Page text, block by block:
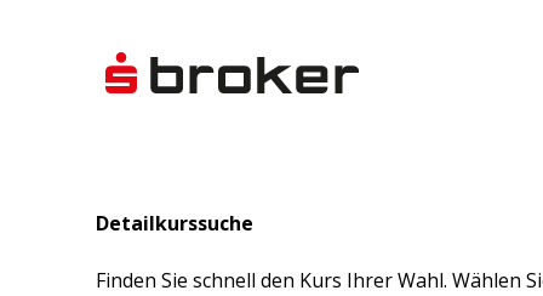
Detailkurssuche
Finden Sie schnell den Kurs Ihrer Wahl. Wählen